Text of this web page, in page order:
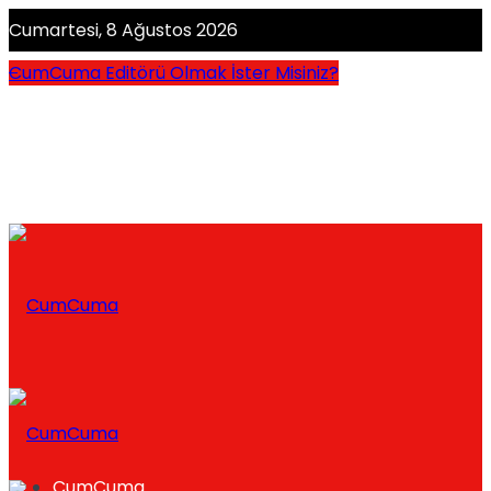
Cumartesi, 8 Ağustos 2026
CumCuma Editörü Olmak İster Misiniz?